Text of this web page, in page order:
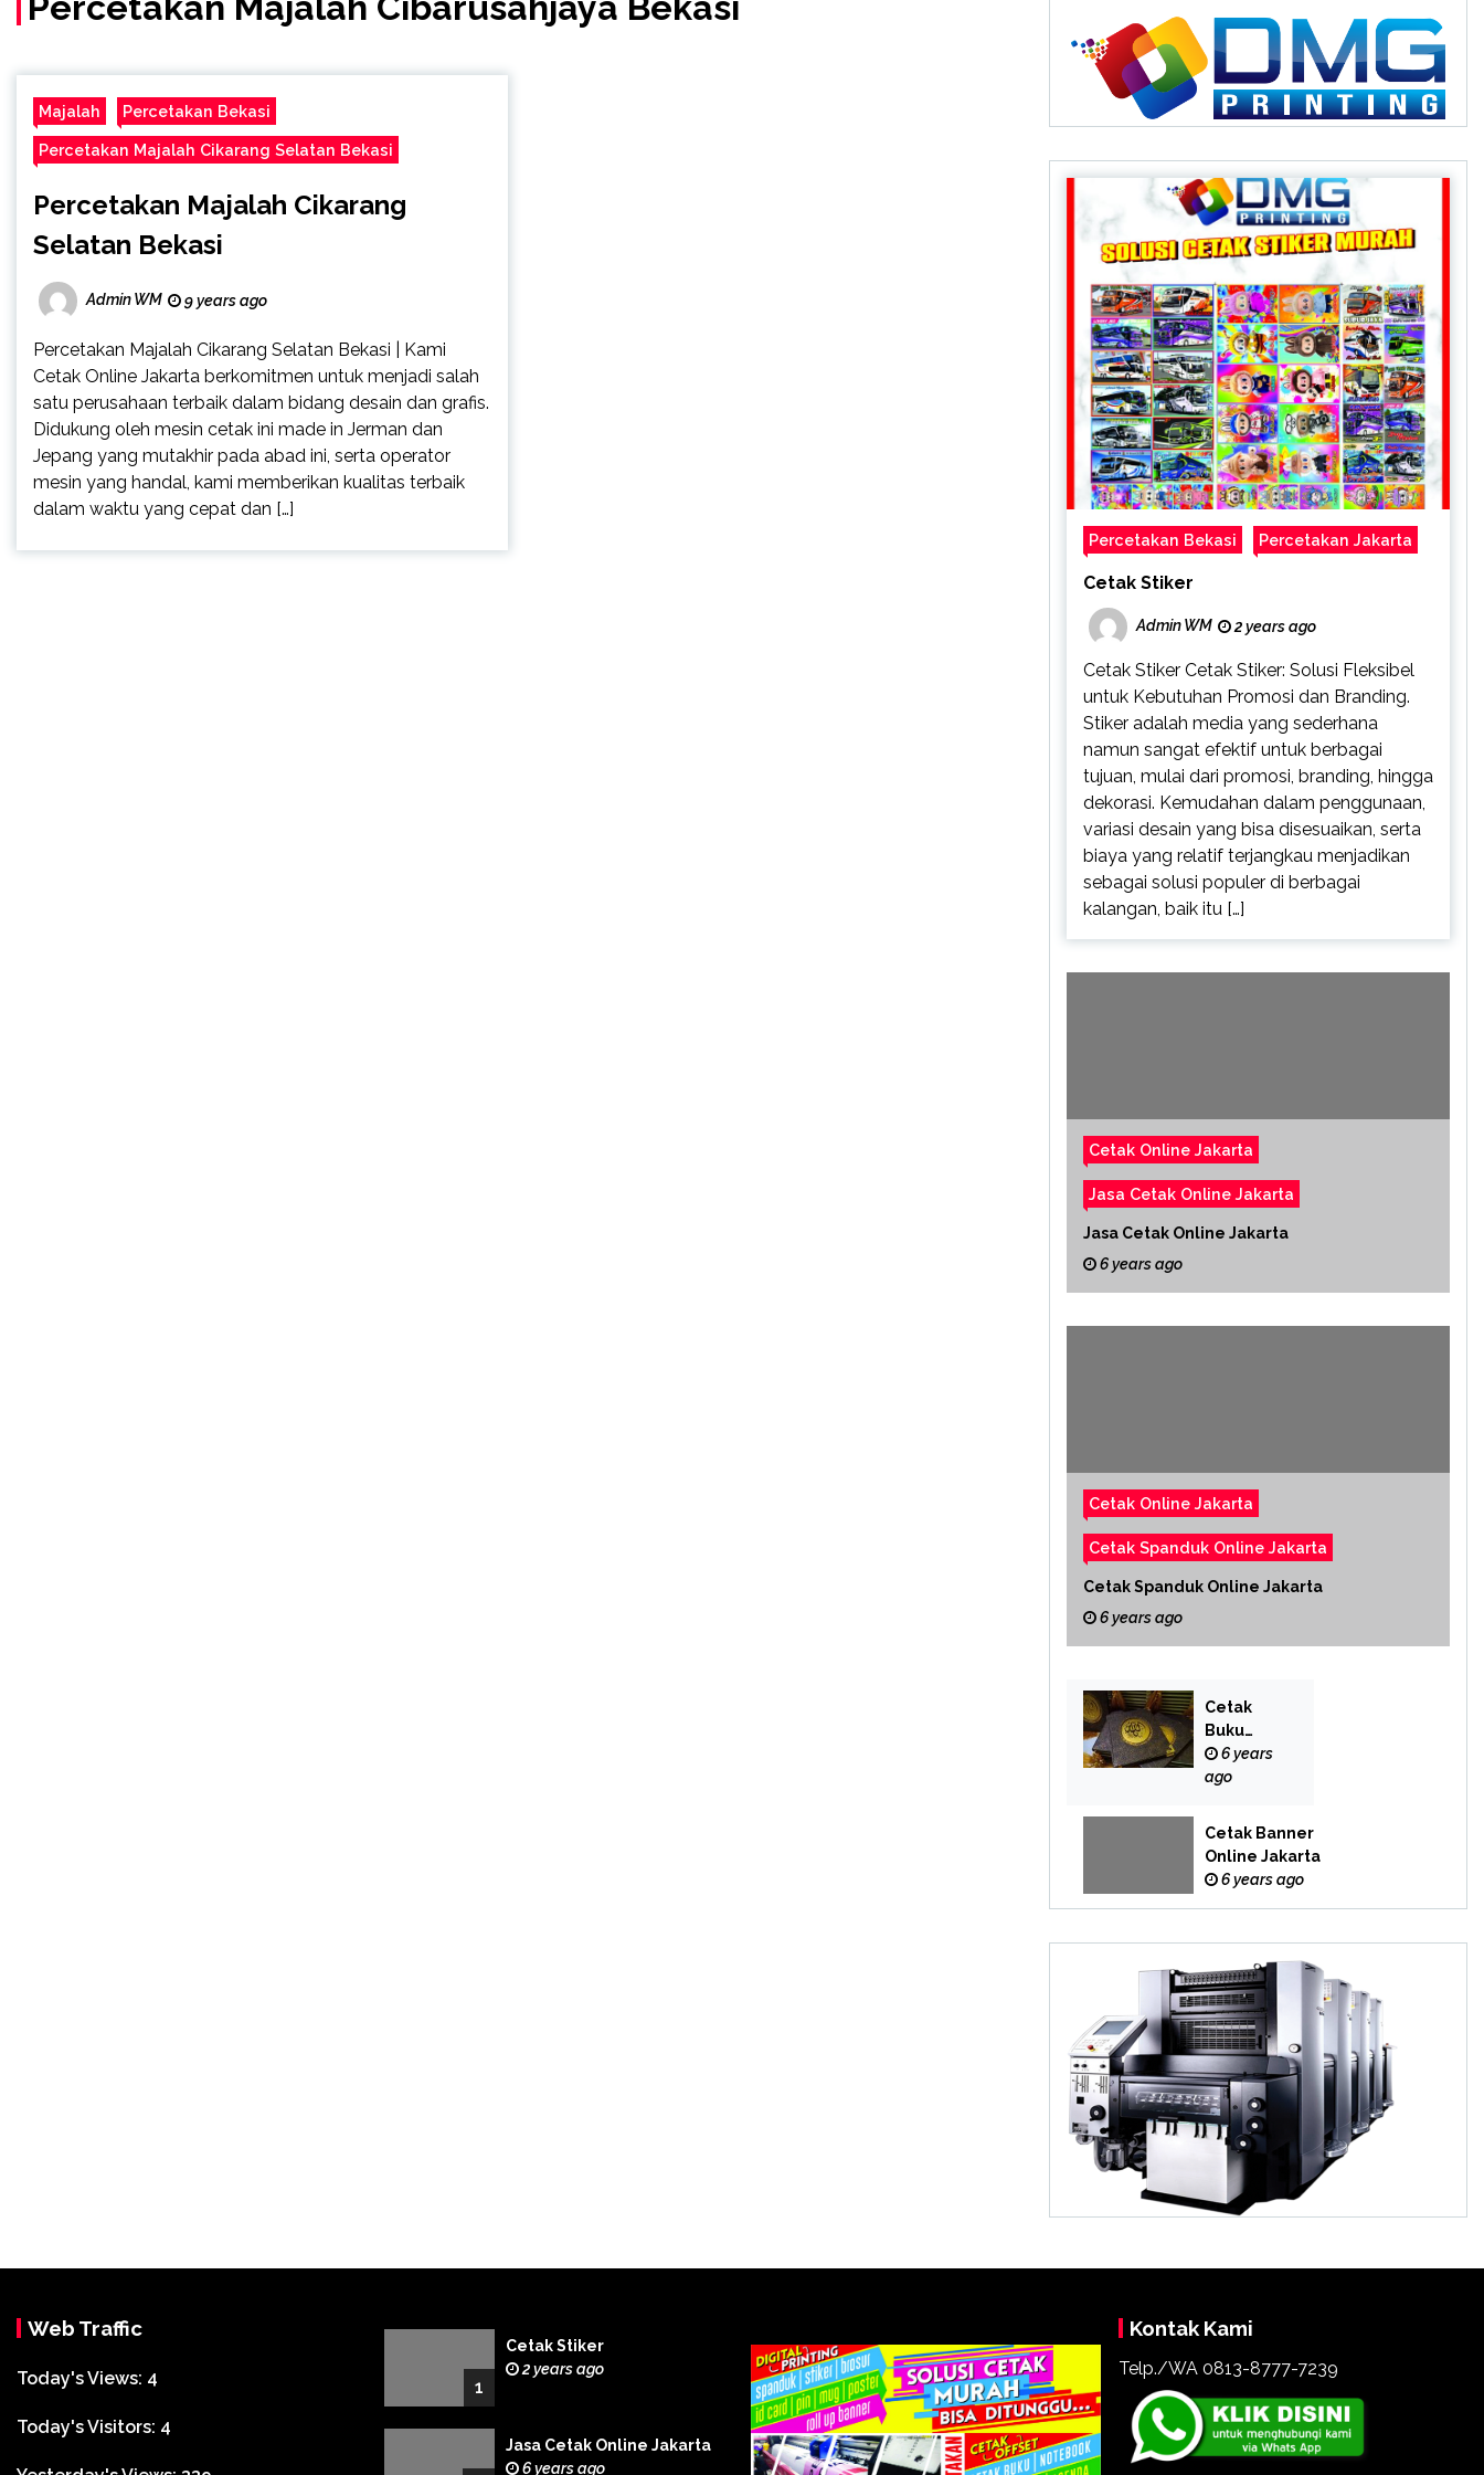
Majalah Percetakan Bekasi
Percetakan Majalah Cikarang Selatan Bekasi
Percetakan Majalah Cikarang
Selatan Bekasi
Admin WM 9 years ago
Percetakan Majalah Cikarang Selatan Bekasi | Kami
Cetak Online Jakarta berkomitmen untuk menjadi salah
satu perusahaan terbaik dalam bidang desain dan grafis.
Didukung oleh mesin cetak ini made in Jerman dan
Jepang yang mutakhir pada abad ini, serta operator
mesin yang handal, kami memberikan kualitas terbaik
dalam waktu yang cepat dan […]
Percetakan Bekasi Percetakan Jakarta
Cetak Stiker
Admin WM 2 years ago
Cetak Stiker Cetak Stiker: Solusi Fleksibel
untuk Kebutuhan Promosi dan Branding.
Stiker adalah media yang sederhana
namun sangat efektif untuk berbagai
tujuan, mulai dari promosi, branding, hingga
dekorasi. Kemudahan dalam penggunaan,
variasi desain yang bisa disesuaikan, serta
biaya yang relatif terjangkau menjadikan
sebagai solusi populer di berbagai
kalangan, baik itu […]
Cetak Online Jakarta
Jasa Cetak Online Jakarta
Jasa Cetak Online Jakarta
6 years ago
Cetak Online Jakarta
Cetak Spanduk Online Jakarta
Cetak Spanduk Online Jakarta
6 years ago
Cetak
Buku
Yasin
Online
6 years
ago
Cetak Banner
Online Jakarta
6 years ago
Web Traffic
Today's Views: 4
Today's Visitors: 4
1
Cetak Stiker
2 years ago
Jasa Cetak Online Jakarta
6 years ago
Kontak Kami
Telp./WA 0813-8777-7239